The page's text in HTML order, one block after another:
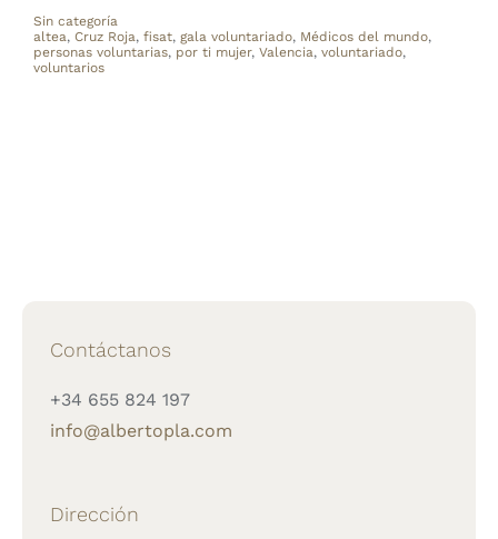
Sin categoría
altea, Cruz Roja, fisat, gala voluntariado, Médicos del mundo,
personas voluntarias, por ti mujer, Valencia, voluntariado,
voluntarios
Contáctanos
+34 655 824 197
info@albertopla.com
Dirección